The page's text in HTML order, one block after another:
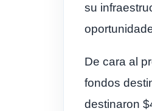
su
De cara al
fondos
destinaron